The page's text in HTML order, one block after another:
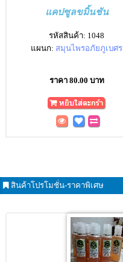
แคปซูลขมิ้นชัน
รหัสสินค้า: 1048
แผนก: สมุนไพรอภัยภูเบศร
ราคา 80.00 บาท
สินค้าโปรโมชั่น-ราคาพิเศษ